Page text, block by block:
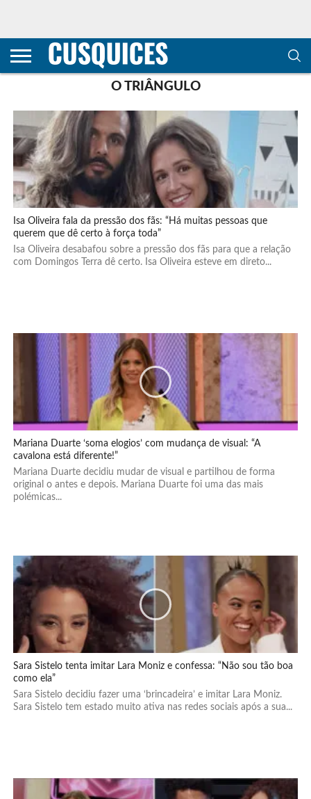
CONTACTOS
HOME
POLÍTICA DE
E COOKIES
SOBRE
TERMOS E
TRANSPARÊNCIA
METODOLOGIA
O TRIÂNGULO
Isa Oliveira fala da pressão dos fãs: “Há muitas pessoas que
querem que dê certo à força toda”
Isa Oliveira desabafou sobre a pressão dos fãs para que a relação
com Domingos Terra dê certo. Isa Oliveira esteve em direto...
Mariana Duarte ‘soma elogios’ com mudança de visual: “A
cavalona está diferente!”
Mariana Duarte decidiu mudar de visual e partilhou de forma
original o antes e depois. Mariana Duarte foi uma das mais
polémicas...
Sara Sistelo tenta imitar Lara Moniz e confessa: “Não sou tão boa
como ela”
Sara Sistelo decidiu fazer uma ‘brincadeira’ e imitar Lara Moniz.
Sara Sistelo tem estado muito ativa nas redes sociais após a sua...